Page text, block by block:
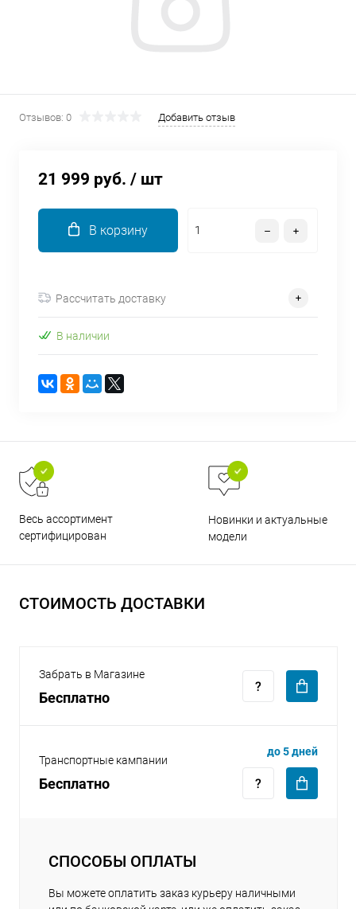
Отзывов: 0 Добавить отзыв
21 999 руб. / шт
В корзину
Рассчитать доставку
В наличии
Весь ассортимент
сертифицирован
Новинки и актуальные
модели
СТОИМОСТЬ ДОСТАВКИ
Забрать в Магазине
Бесплатно
Транспортные кампании
Бесплатно
до 5 дней
СПОСОБЫ ОПЛАТЫ
Вы можете оплатить заказ курьеру наличными
выбранный способом
списываться
по25 %каждые 2 недели
раз в 2 недели
8 800 302-02-51